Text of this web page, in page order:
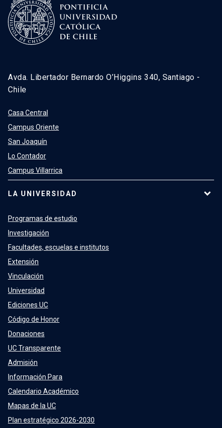
Avda. Libertador Bernardo O’Higgins 340, Santiago -
Chile
Casa Central
Campus Oriente
San Joaquín
Lo Contador
Campus Villarrica
LA UNIVERSIDAD
Programas de estudio
Investigación
Facultades, escuelas e institutos
Extensión
Vinculación
Universidad
Ediciones UC
Código de Honor
Donaciones
UC Transparente
Admisión
Información Para
Calendario Académico
Mapas de la UC
Plan estratégico 2026-2030